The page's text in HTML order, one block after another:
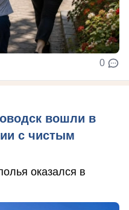
0
вошли в
с чистым
оказался в